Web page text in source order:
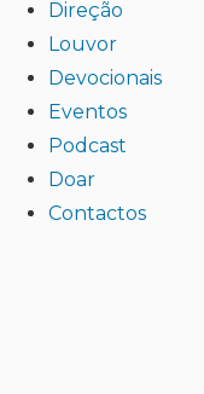
Direção
Louvor
Devocionais
Eventos
Podcast
Doar
Contactos